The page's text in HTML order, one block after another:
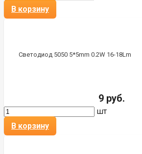
В корзину
Светодиод 5050 5*5mm 0.2W 16-18Lm
9 руб.
шт
В корзину